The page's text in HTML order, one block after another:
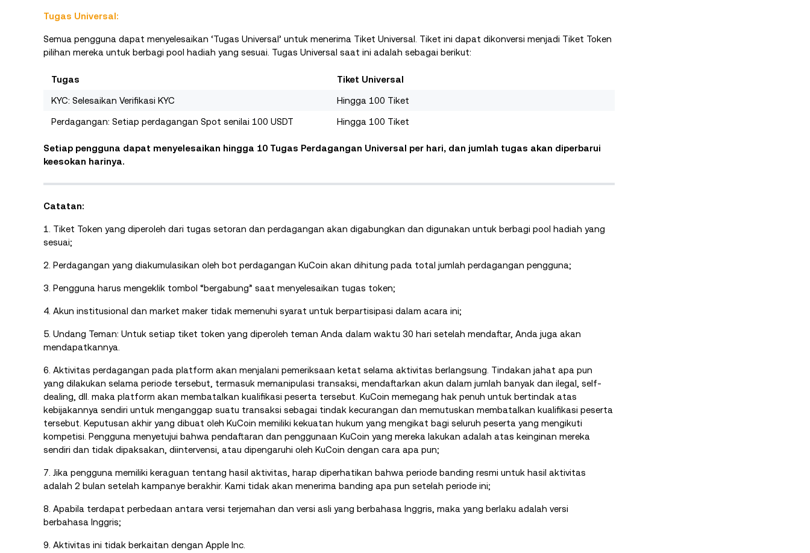
Tugas Universal:
Semua pengguna dapat menyelesaikan ‘Tugas Universal’ untuk menerima Tiket Universal. Tiket ini dapat dikonversi menjadi Tiket Token
pilihan mereka untuk berbagi pool hadiah yang sesuai. Tugas Universal saat ini adalah sebagai berikut:
Tugas Tiket Universal
KYC: Selesaikan Verifikasi KYC Hingga 100 Tiket
Perdagangan: Setiap perdagangan Spot senilai 100 USDT Hingga 100 Tiket
Setiap pengguna dapat menyelesaikan hingga 10 Tugas Perdagangan Universal per hari, dan jumlah tugas akan diperbarui
keesokan harinya.
Catatan:
1. Tiket Token yang diperoleh dari tugas setoran dan perdagangan akan digabungkan dan digunakan untuk berbagi pool hadiah yang
sesuai;
2. Perdagangan yang diakumulasikan oleh bot perdagangan KuCoin akan dihitung pada total jumlah perdagangan pengguna;
3. Pengguna harus mengeklik tombol “bergabung” saat menyelesaikan tugas token;
4. Akun institusional dan market maker tidak memenuhi syarat untuk berpartisipasi dalam acara ini;
5. Undang Teman: Untuk setiap tiket token yang diperoleh teman Anda dalam waktu 30 hari setelah mendaftar, Anda juga akan
mendapatkannya.
6. Aktivitas perdagangan pada platform akan menjalani pemeriksaan ketat selama aktivitas berlangsung. Tindakan jahat apa pun
yang dilakukan selama periode tersebut, termasuk memanipulasi transaksi, mendaftarkan akun dalam jumlah banyak dan ilegal, self-
dealing, dll. maka platform akan membatalkan kualifikasi peserta tersebut. KuCoin memegang hak penuh untuk bertindak atas
kebijakannya sendiri untuk menganggap suatu transaksi sebagai tindak kecurangan dan memutuskan membatalkan kualifikasi peserta
tersebut. Keputusan akhir yang dibuat oleh KuCoin memiliki kekuatan hukum yang mengikat bagi seluruh peserta yang mengikuti
kompetisi. Pengguna menyetujui bahwa pendaftaran dan penggunaan KuCoin yang mereka lakukan adalah atas keinginan mereka
sendiri dan tidak dipaksakan, diintervensi, atau dipengaruhi oleh KuCoin dengan cara apa pun;
7. Jika pengguna memiliki keraguan tentang hasil aktivitas, harap diperhatikan bahwa periode banding resmi untuk hasil aktivitas
adalah 2 bulan setelah kampanye berakhir. Kami tidak akan menerima banding apa pun setelah periode ini;
8. Apabila terdapat perbedaan antara versi terjemahan dan versi asli yang berbahasa Inggris, maka yang berlaku adalah versi
berbahasa Inggris;
9. Aktivitas ini tidak berkaitan dengan Apple Inc.